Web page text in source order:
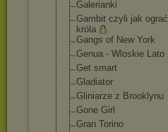
Galerianki
Gambit czyli jak ograć
króla
Gangs of New York
Genua - Wloskie Lato
Get smart
Gladiator
Gliniarze z Brooklynu
Gone Girl
Gran Torino